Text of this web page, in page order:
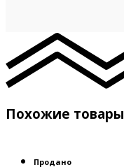
Похожие товары
Продано